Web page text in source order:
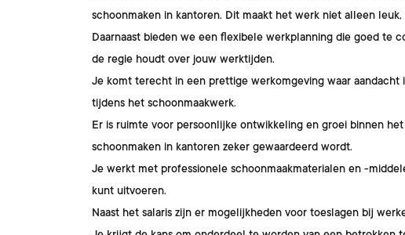
schoonmaken in kantoren. Dit maakt het werk niet alleen
Daarnaast bieden we een flexibele werkplanning die goed te
de regie houdt over jouw werktijden.
Je komt terecht in een prettige werkomgeving waar aandacht
tijdens het schoonmaakwerk.
Er is ruimte voor persoonlijke ontwikkeling en groei binnen
schoonmaken in kantoren zeker gewaardeerd wordt.
Je werkt met professionele schoonmaakmaterialen en -
kunt uitvoeren.
Naast het salaris zijn er mogelijkheden voor toeslagen bij